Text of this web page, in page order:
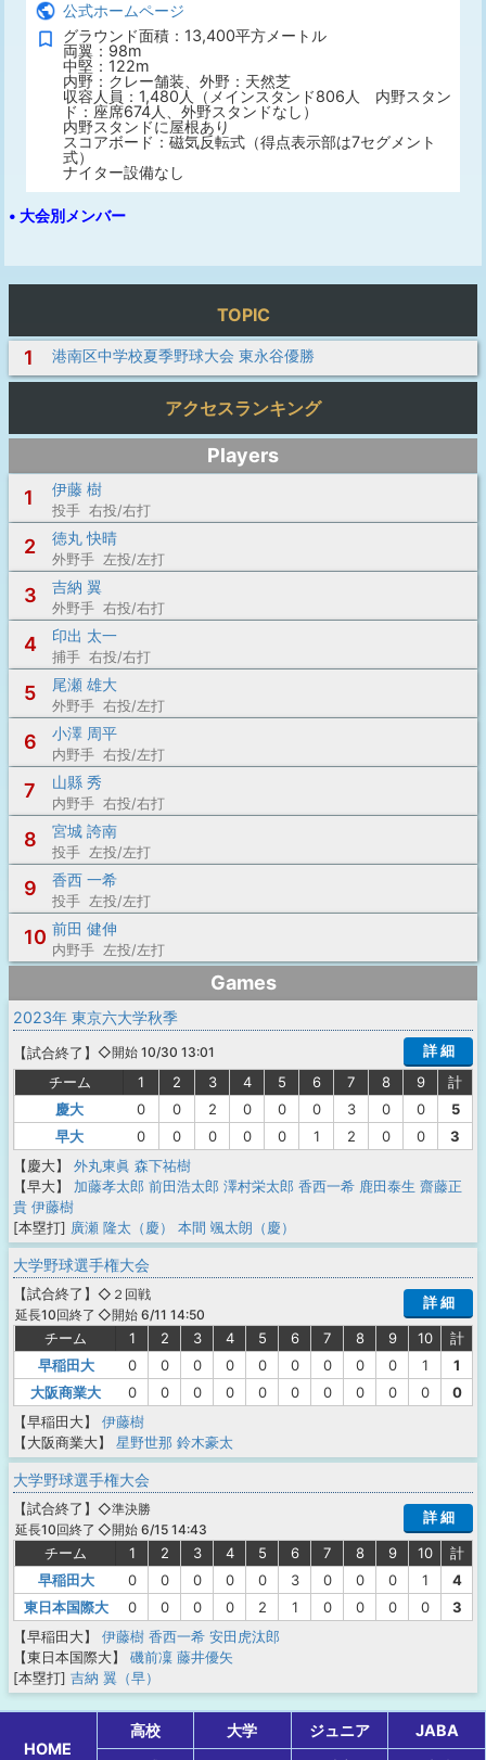
公式ホームページ
グラウンド面積：13,400平方メートル
両翼：98m
中堅：122m
内野：クレー舗装、外野：天然芝
収容人員：1,480人（メインスタンド806人 内野スタン
ド：座席674人、外野スタンドなし）
内野スタンドに屋根あり
スコアボード：磁気反転式（得点表示部は7セグメント
式）
ナイター設備なし
• 大会別メンバー
TOPIC
1 港南区中学校夏季野球大会 東永谷優勝
アクセスランキング
Players
1
伊藤 樹
投手 右投/右打
2 徳丸 快晴
外野手 左投/左打
3 吉納 翼
外野手 右投/右打
4 印出 太一
捕手 右投/右打
5 尾瀬 雄大
外野手 右投/左打
6 小澤 周平
内野手 右投/左打
7 山縣 秀
内野手 右投/右打
8 宮城 誇南
投手 左投/左打
9 香西 一希
投手 左投/左打
10 前田 健伸
内野手 左投/左打
Games
2023年 東京六大学秋季
【試合終了 】 ◇開始 10/30 13:01
詳 細
チーム
1 2 3 4 5 6 7 8 9
計
慶大
0 0 2 0 0 0 3 0 0
5
早大
0 0 0 0 0 1 2 0 0
3
【慶大】
外丸東眞 森下祐樹
【早大】
加藤孝太郎 前田浩太郎 澤村栄太郎 香西一希 鹿田泰生 齋藤正
貴 伊藤樹
[本塁打] 廣瀬 隆太（慶） 本間 颯太朗（慶）
大学野球選手権大会
【試合終了 】
延長10回終了
◇２回戦
◇開始 6/11 14:50
詳 細
チーム 1 2 3 4 5 6 7 8 9 10
計
早稲田大
0 0 0 0 0 0 0 0 0 1
1
大阪商業大
0 0 0 0 0 0 0 0 0 0
0
【早稲田大】
伊藤樹
【大阪商業大】
星野世那 鈴木豪太
大学野球選手権大会
【試合終了 】
延長10回終了
◇準決勝
◇開始 6/15 14:43
詳 細
チーム 1 2 3 4 5 6 7 8 9 10
計
早稲田大
0 0 0 0 0 3 0 0 0 1
4
東日本国際大
0 0 0 0 2 1 0 0 0 0
3
【早稲田大】
伊藤樹 香西一希 安田虎汰郎
【東日本国際大】
磯前凜 藤井優矢
[本塁打] 吉納 翼（早）
HOME
高校 大学 ジュニア
JABA